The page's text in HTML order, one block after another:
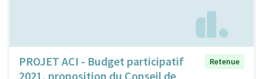
PROJET ACI - Budget participatif
2021, proposition du Conseil de
Retenue